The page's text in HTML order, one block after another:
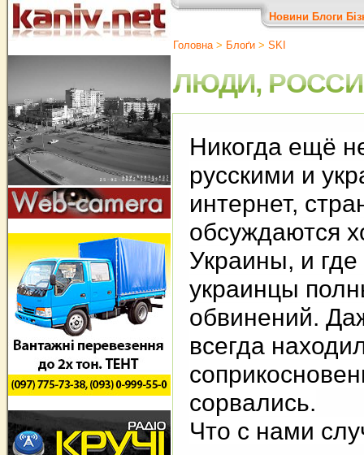
Новини Блоги
Головна> Блоґи > SKI
ЛЮДИ,
Никогда ещё
русскими и
интернет,
обсуждаются
Украины, и
украинцы
обвинений.
всегда
сорвались.
Что с нами